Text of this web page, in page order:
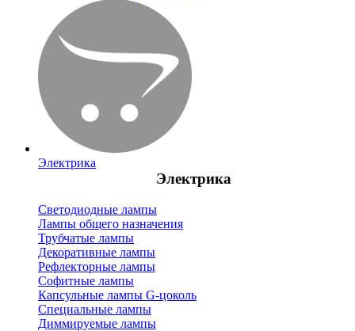
Электрика
Электрика
Светодиодные лампы
Лампы общего назначения
Трубчатые лампы
Декоративные лампы
Рефлекторные лампы
Софитные лампы
Капсульные лампы G-цоколь
Специальные лампы
Диммируемые лампы